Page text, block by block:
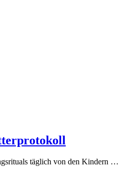
täglich von den Kindern …